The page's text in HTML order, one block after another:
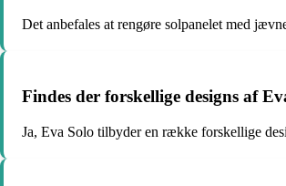
Det anbefales at rengøre solpanelet med
Findes der forskellige designs af
Ja, Eva Solo tilbyder en række forskellige